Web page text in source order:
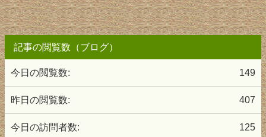
記事の閲覧数（ブログ）
149
今日の閲覧数:
407
昨日の閲覧数:
125
今日の訪問者数: